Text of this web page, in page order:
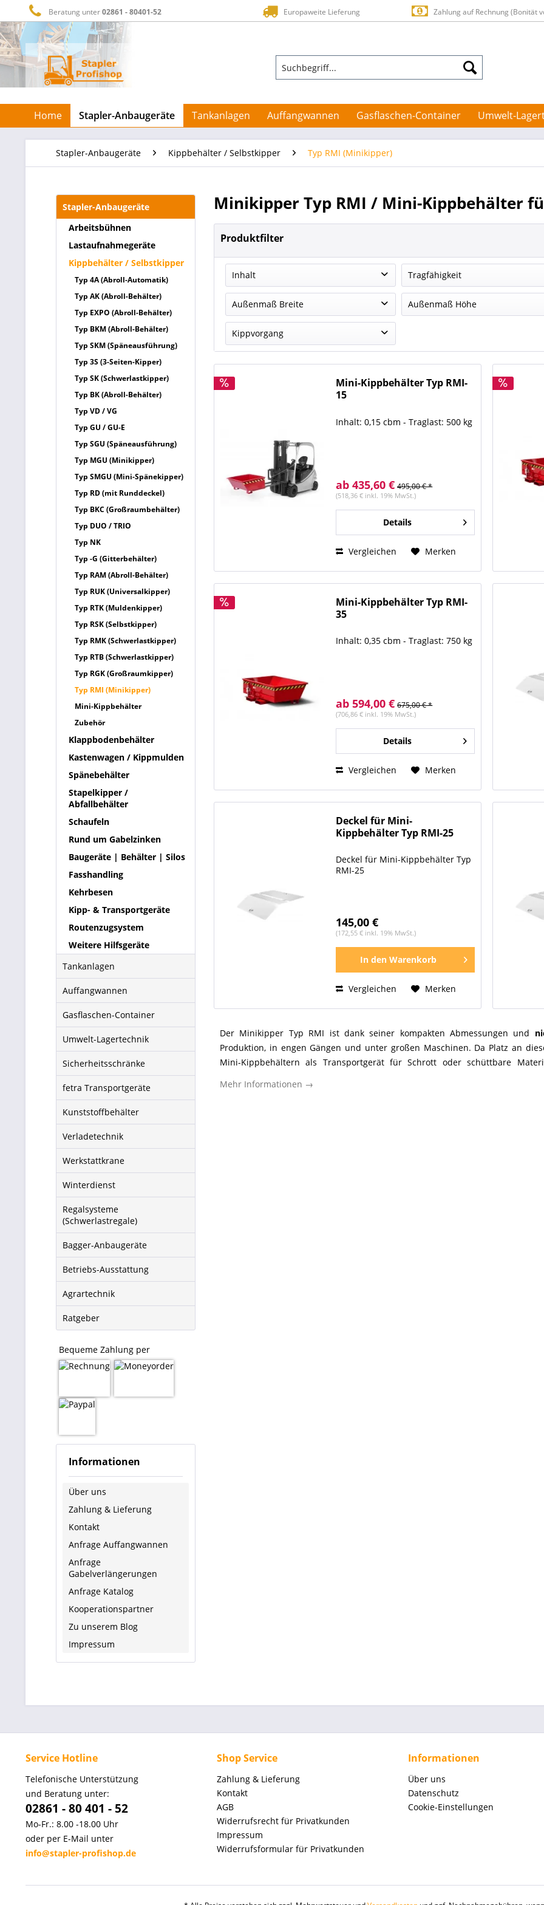
Beratung unter02861 - 80401-52 Europaweite Lieferung Zahlung auf Rechnung (Bonität
Home Stapler-Anbaugeräte Tankanlagen Auffangwannen Gasflaschen-Container Umwelt-
Stapler-Anbaugeräte Kippbehälter / Selbstkipper Typ RMI (Minikipper)
Stapler-Anbaugeräte
Arbeitsbühnen
Lastaufnahmegeräte
Kippbehälter / Selbstkipper
Typ 4A (Abroll-Automatik)
Typ AK (Abroll-Behälter)
Typ EXPO (Abroll-Behälter)
Typ BKM (Abroll-Behälter)
Typ SKM (Späneausführung)
Typ 3S (3-Seiten-Kipper)
Typ SK (Schwerlastkipper)
Typ BK (Abroll-Behälter)
Typ VD / VG
Typ GU / GU-E
Typ SGU (Späneausführung)
Typ MGU (Minikipper)
Typ SMGU (Mini-Spänekipper)
Typ RD (mit Runddeckel)
Typ BKC (Großraumbehälter)
Typ DUO / TRIO
Typ NK
Typ -G (Gitterbehälter)
Typ RAM (Abroll-Behälter)
Typ RUK (Universalkipper)
Typ RTK (Muldenkipper)
Typ RSK (Selbstkipper)
Typ RMK (Schwerlastkipper)
Typ RTB (Schwerlastkipper)
Typ RGK (Großraumkipper)
Typ RMI (Minikipper)
Mini-Kippbehälter
Zubehör
Klappbodenbehälter
Kastenwagen / Kippmulden
Spänebehälter
Stapelkipper /
Abfallbehälter
Schaufeln
Rund um Gabelzinken
Baugeräte | Behälter | Silos
Fasshandling
Kehrbesen
Kipp- & Transportgeräte
Routenzugsystem
Weitere Hilfsgeräte
Tankanlagen
Auffangwannen
Gasflaschen-Container
Umwelt-Lagertechnik
Sicherheitsschränke
fetra Transportgeräte
Kunststoffbehälter
Verladetechnik
Werkstattkrane
Winterdienst
Regalsysteme
(Schwerlastregale)
Bagger-Anbaugeräte
Betriebs-Ausstattung
Agrartechnik
Ratgeber
Bequeme Zahlung per
Informationen
Über uns
Zahlung & Lieferung
Kontakt
Anfrage Auffangwannen
Anfrage
Gabelverlängerungen
Anfrage Katalog
Kooperationspartner
Zu unserem Blog
Impressum
Minikipper Typ RMI / Mini-Kippbehälter
Produktfilter
Inhalt
0,15 cbm(1)
0,25 cbm(1)
0,35 cbm
Tragfähigkeit
500 kg (1)
600 kg(1)
Außenmaß Breite
675 mm
975 mm(1)
1330 mm(1)
Außenmaß Höhe
Kippvorgang
mechanisch(3)
Mini-Kippbehälter Typ RMI-
15
Inhalt: 0,15 cbm - Traglast: 500 kg
ab 435,60 € 495,00 € *
(518,36 € inkl. 19% MwSt.)
Details
Vergleichen Merken
Mini-Kippbehälter Typ RMI-
35
Inhalt: 0,35 cbm - Traglast: 750 kg
ab 594,00 € 675,00 € *
(706,86 € inkl. 19% MwSt.)
Details
Vergleichen Merken
Deckel für Mini-
Kippbehälter Typ RMI-25
Deckel für Mini-Kippbehälter Typ
RMI-25
145,00 €
(172,55 € inkl. 19% MwSt.)
In den Warenkorb
Vergleichen Merken
Der Minikipper Typ RMI ist dank seiner kompakten Abmessungen und
Produktion, in engen Gängen und unter großen Maschinen. Da Platz an
Mini-Kippbehältern als Transportgerät für Schrott oder schüttbare
Mehr Informationen →
Service Hotline
Telefonische Unterstützung
und Beratung unter:
02861 - 80 401 - 52
Mo-Fr.: 8.00 -18.00 Uhr
oder per E-Mail unter
info@stapler-profishop.de
Shop Service
Zahlung & Lieferung
Kontakt
AGB
Widerrufsrecht für Privatkunden
Impressum
Widerrufsformular für Privatkunden
Informationen
Über uns
Datenschutz
Cookie-Einstellungen